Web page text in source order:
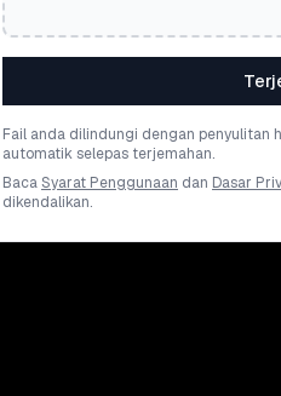
Fail anda dilindungi dengan
automatik selepas terjemahan.
BacaSyarat Penggunaan dan Dasar
dikendalikan.